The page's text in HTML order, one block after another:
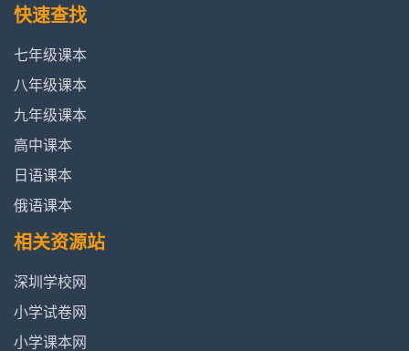
快速查找
七年级课本
八年级课本
九年级课本
高中课本
日语课本
俄语课本
相关资源站
深圳学校网
小学试卷网
小学课本网